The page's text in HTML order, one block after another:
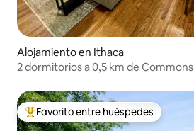
Alojamiento en Ithaca
2 dormitorios a 0,5 km de Commons
Favorito entre huéspedes preferido
Favorito entre huéspedes